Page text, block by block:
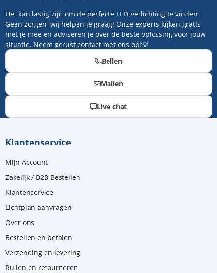
Het kan lastig zijn om de perfecte LED-verlichting te vinden.
Geen zorgen, wij helpen je graag! Onze experts kijken gratis
met je mee en adviseren je over de beste oplossing voor jouw
situatie. Neem gerust contact met ons op!💡
Bellen
Mailen
Live chat
Klantenservice
Mijn Account
Zakelijk / B2B Bestellen
Klantenservice
Lichtplan aanvragen
Over ons
Bestellen en betalen
Verzending en levering
Ruilen en retourneren